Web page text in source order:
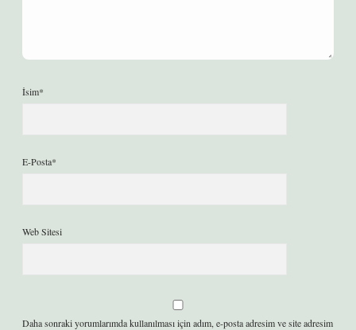
İsim*
E-Posta*
Web Sitesi
Daha sonraki yorumlarımda kullanılması için adım, e-posta adresim ve site adresim